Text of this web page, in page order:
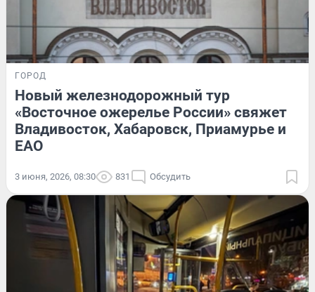
ГОРОД
Новый железнодорожный тур
«Восточное ожерелье России» свяжет
Владивосток, Хабаровск, Приамурье и
ЕАО
3 июня, 2026, 08:30 831 Обсудить